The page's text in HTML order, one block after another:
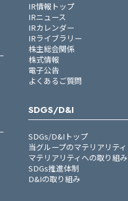
IR情報トップ
IRニュース
IRカレンダー
IRライブラリー
株主総会関係
株式情報
電子公告
よくあるご質問
SDGS/D&I
SDGs/D&Iトップ
当グループのマテリアリティ
マテリアリティへの取り組み
SDGs推進体制
D&Iの取り組み